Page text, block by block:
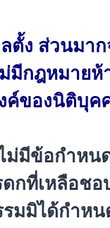
ตั้ง ส่วนมา
ม่มีกฎหมาย
ค์ของนิติบุ
ม่มีข้อกำหน
กที่เหลือชอ
มมิได้กำห